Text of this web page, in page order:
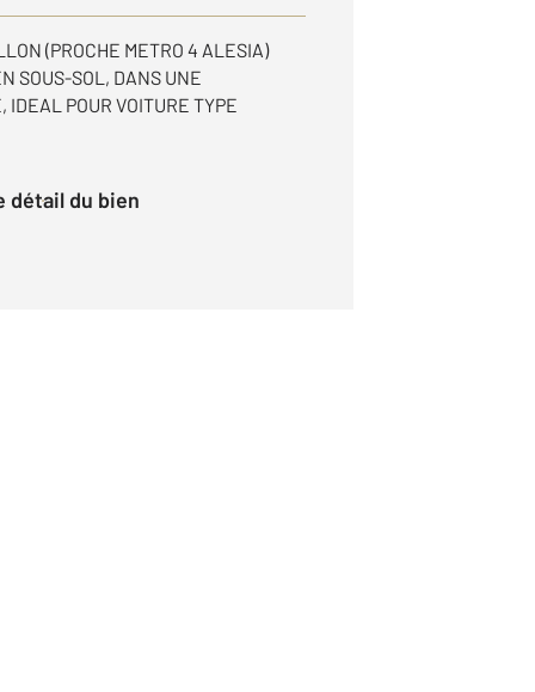
(PROCHE METRO 4 ALESIA)
SOUS-SOL, DANS UNE
IDEAL POUR VOITURE TYPE
détail du bien